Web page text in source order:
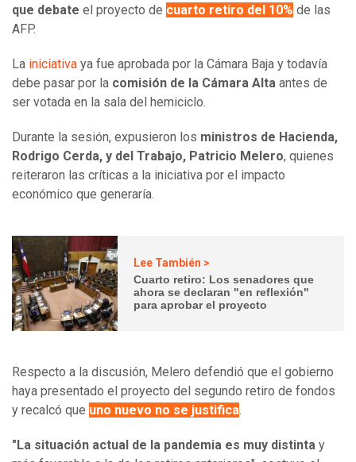
que debate el proyecto de cuarto retiro del 10% de las
AFP.
La iniciativa ya fue aprobada por la Cámara Baja y todavía
debe pasar por la comisión de la Cámara Alta antes de
ser votada en la sala del hemiciclo.
Durante la sesión, expusieron los ministros de Hacienda,
Rodrigo Cerda, y del Trabajo, Patricio Melero, quienes
reiteraron las críticas a la iniciativa por el impacto
económico que generaría.
Lee También >
Cuarto retiro: Los senadores que
ahora se declaran "en reflexión"
para aprobar el proyecto
Respecto a la discusión, Melero defendió que el gobierno
haya presentado el proyecto del segundo retiro de fondos
y recalcó que uno nuevo no se justifica.
"La situación actual de la pandemia es muy distinta y